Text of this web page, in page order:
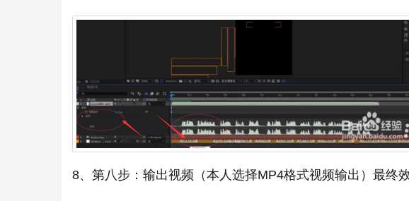
8、第八步：输出视频（本人选择MP4格式视频输出）最终